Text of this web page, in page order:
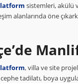
sistemleri, akülü
alanlarında öne
, villa ve site
tadilatı, boya